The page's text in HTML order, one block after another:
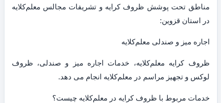
مناطق تحت پوشش ظروف کرایه و تشریفات مجالس معلم‌کلایه
در استان قزوین:
اجاره میز و صندلی معلم‌کلایه
ظروف کرایه معلم‌کلایه، خدمات اجاره میز و صندلی، ظروف
لوکس و تجهیز مراسم در معلم‌کلایه انجام می دهد.
خدمات مربوط با ظروف کرایه در معلم‌کلایه چیست؟